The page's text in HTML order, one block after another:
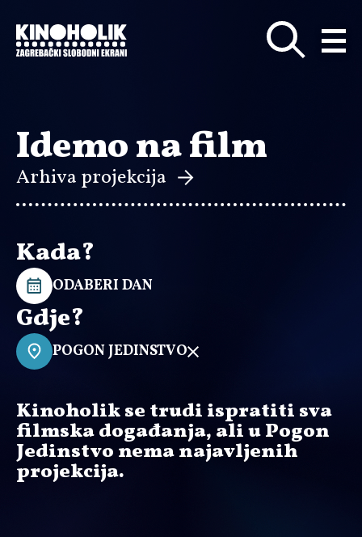
glavni
sadržaj
Idemo na film
Arhiva projekcija
Kada?
ODABERI DAN
Gdje?
POGON JEDINSTVO
Kinoholik se trudi ispratiti sva
filmska događanja, ali u Pogon
Jedinstvo nema najavljenih
projekcija.